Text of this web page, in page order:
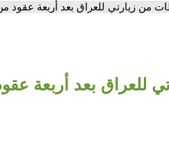
من زيارتي للعراق بعد أربعة عقود
للعراق بعد أربعة